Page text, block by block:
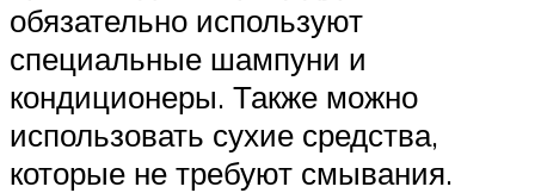
обязательно используют
специальные шампуни и
кондиционеры. Также можно
использовать сухие средства,
которые не требуют смывания.